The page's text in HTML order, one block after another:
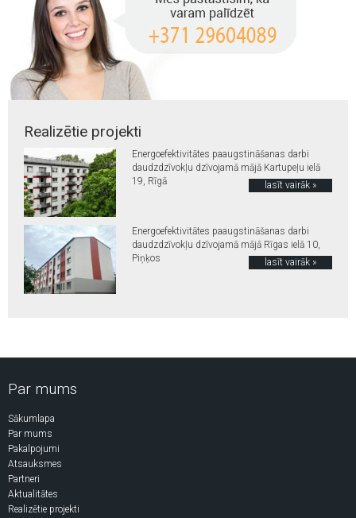
Realizētie projekti
Energoefektivitātes paaugstināšanas darbi
daudzdzīvokļu dzīvojamā mājā Kartupeļu ielā
19, Rīgā
lasīt vairāk »
Energoefektivitātes paaugstināšanas darbi
daudzdzīvokļu dzīvojamā mājā Rīgas ielā 10,
Piņķos
lasīt vairāk »
Par mums
Sākumlapa
Par mums
Pakalpojumi
Atsauksmes
Partneri
Aktualitātes
Realizētie projekti